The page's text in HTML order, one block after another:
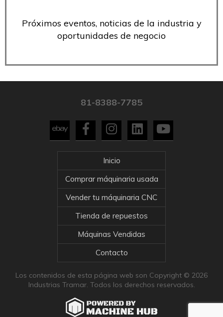
Próximos eventos, noticias de la industria y
oportunidades de negocio
81-8388-7785
Inicio
Comprar máquinaria usada
Vender tu máquinaria CNC
Tienda de repuestos
Máquinas Vendidas
Contacto
Los contenidos de esta página web son Copyright © 2026
Industrias Tramar. Todos los derechos reservados.